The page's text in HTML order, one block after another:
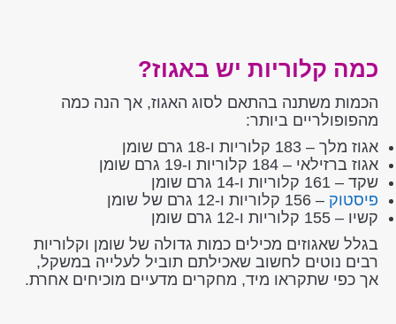
כמה קלוריות יש באגוז?
הכמות משתנה בהתאם לסוג האגוז, אך הנה כמה
מהפופולריים ביותר:
אגוז מלך – 183 קלוריות ו-18 גרם שומן
אגוז ברזילאי – 184 קלוריות ו-19 גרם שומן
שקד – 161 קלוריות ו-14 גרם שומן
פיסטוק – 156 קלוריות ו-12 גרם של שומן
קשיו – 155 קלוריות ו-12 גרם שומן
בגלל שאגוזים מכילים כמות גדולה של שומן וקלוריות
רבים נוטים לחשוב שאכילתם תוביל לעלייה במשקל,
אך כפי שתקראו מיד, מחקרים מדעיים מוכיחים אחרת.